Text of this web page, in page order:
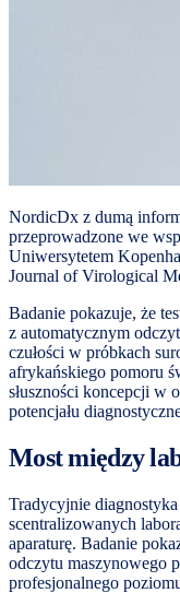
NordicDx z dumą
przeprowadzone we
Uniwersytetem
Journal of Virological
Badanie pokazuje, że
z automatycznym
czułości w próbkach
afrykańskiego pomoru
słuszności koncepcji w
potencjału
Most między
Tradycyjnie
scentralizowanych
aparaturę. Badanie
odczytu maszynowego
profesjonalnego